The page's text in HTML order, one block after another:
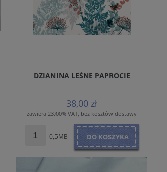
DZIANINA LEŚNE PAPROCIE
38,00 zł
zawiera 23.00% VAT, bez kosztów dostawy
0,5MB DO KOSZYKA